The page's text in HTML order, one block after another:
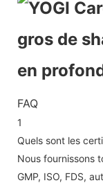
FAQ
1
Quels sont les
Nous fournissons
GMP, ISO, FDS,